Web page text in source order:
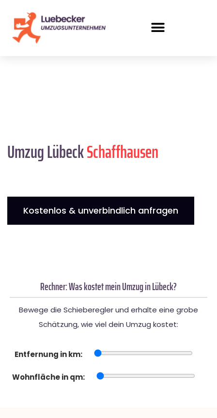
Umzug LübeckSchaffhausen
Kostenlos & unverbindlich anfragen
Rechner: Was kostet mein Umzug in Lübeck?
Bewege die Schieberegler und erhalte eine grobe
Schätzung, wie viel dein Umzug kostet:
Entfernung in km:
Wohnfläche in qm: